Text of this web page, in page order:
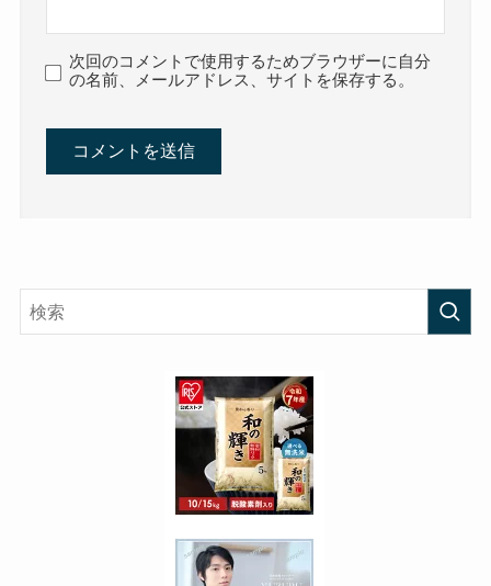
次回のコメントで使用するためブラウザーに自分
の名前、メールアドレス、サイトを保存する。